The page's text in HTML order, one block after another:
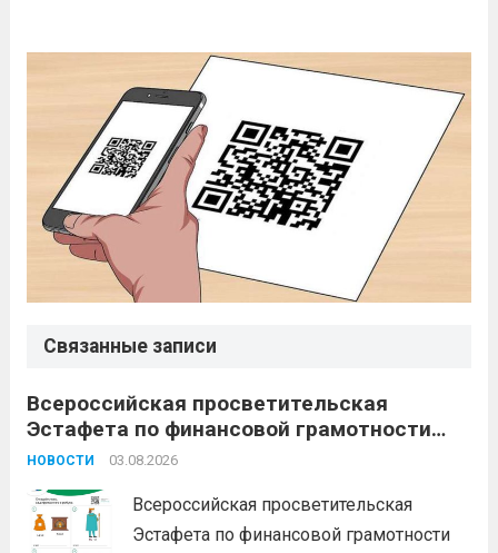
Связанные записи
Всероссийская просветительская
Эстафета по финансовой грамотности
«Мои финансы»
НОВОСТИ 03.08.2026
Всероссийская просветительская
Эстафета по финансовой грамотности